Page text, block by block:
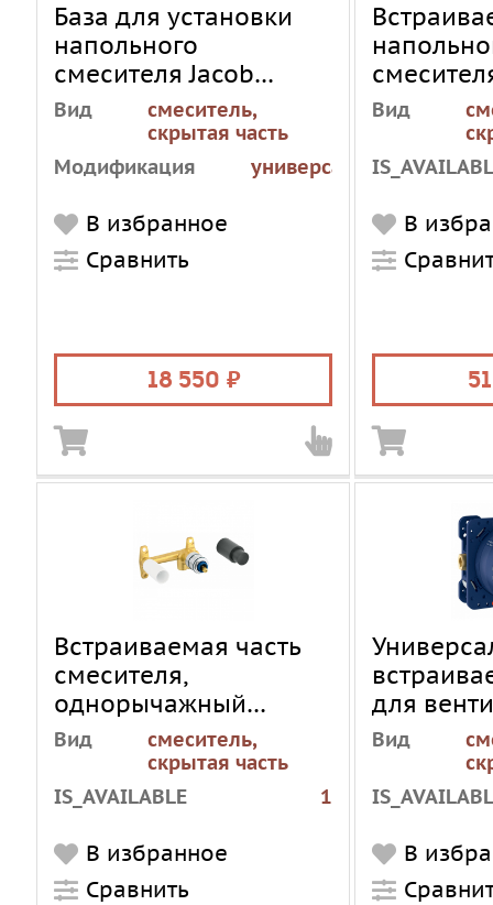
База для установки
напольного
смесителя Jacob
Delafon Avid 97904D-
Вид
смеситель,
скрытая часть
Модификация
универсальная
В избранное
Сравнить
18 550
45984001
Вид
В
Встраиваемая часть
смесителя,
однорычажный
GROHE 32635000
Вид
смеситель,
скрытая часть
IS_AVAILABLE
1
В избранное
Сравнить
для
Rapido
35600000
Вид
В